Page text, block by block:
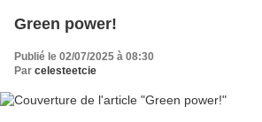
Green power!
Publié le 02/07/2025 à 08:30
Par celesteetcie